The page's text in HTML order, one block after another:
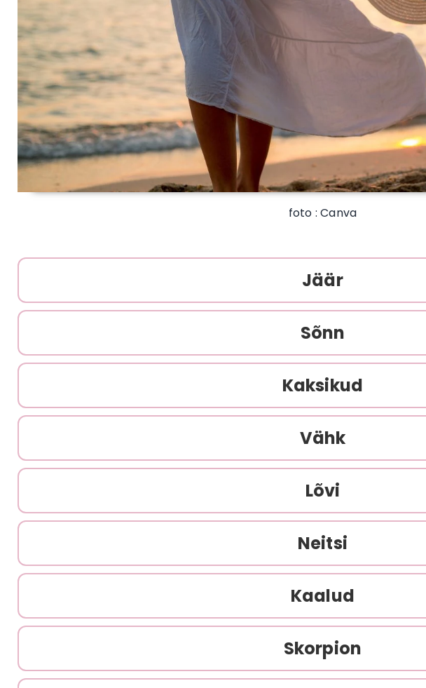
foto : Canva
Jäär
Sõnn
Kaksikud
Vähk
Lõvi
Neitsi
Kaalud
Skorpion